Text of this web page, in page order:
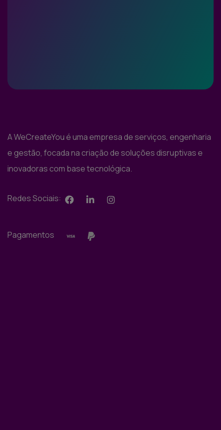
A WeCreateYou é uma empresa de serviços, engenharia
e gestão, focada na criação de soluções disruptivas e
inovadoras com base tecnológica.
Redes Sociais:
Pagamentos